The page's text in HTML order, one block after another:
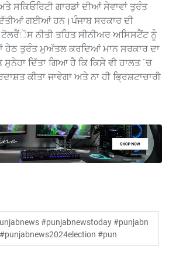
ਸਕਿਓਰਿਟੀ ਗਾਰਡਾਂ ਦੀਆਂ ਸੇਵਾਵਾਂ ਤੁਰੰਤ
ਗਈਆਂ ਹਨ।ਪੰਜਾਬ ਸਰਕਾਰ ਦੀ
ਟੋਲਰੈਂੋਸ ਨੀਤੀ ਤਹਿਤ ਸੀਨੀਅਰ ਅਸਿਸਟੈਂਟ ਨੂੰ
ਹੇਠ ਤੁਰੰਤ ਮੁਅੱਤਲ ਕਰਦਿਆਂ ਮਾਨ ਸਰਕਾਰ ਦਾ
ਸੁਨੇਹਾ ਦਿੱਤਾ ਗਿਆ ਹੈ ਕਿ ਕਿਸੇ ਵੀ ਹਾਲਤ `ਚ
ਕੀਤਾ ਜਾਵੇਗਾ ਅਤੇ ਨਾ ਹੀ ਭ੍ਰਿਸ਼ਟਾਚਾਰੀ
#punjabnewstoday #punjabn
#pun